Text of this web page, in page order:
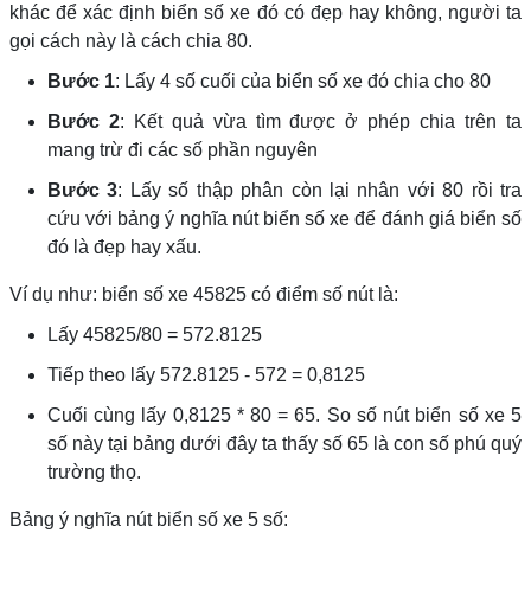
khác để xác định biển số xe đó có đẹp hay không, người ta
gọi cách này là cách chia 80.
Bước 1: Lấy 4 số cuối của biển số xe đó chia cho 80
Bước 2: Kết quả vừa tìm được ở phép chia trên ta
mang trừ đi các số phần nguyên
Bước 3: Lấy số thập phân còn lại nhân với 80 rồi tra
cứu với bảng ý nghĩa nút biển số xe để đánh giá biển số
đó là đẹp hay xấu.
Ví dụ như: biển số xe 45825 có điểm số nút là:
Lấy 45825/80 = 572.8125
Tiếp theo lấy 572.8125 - 572 = 0,8125
Cuối cùng lấy 0,8125 * 80 = 65. So số nút biển số xe 5
số này tại bảng dưới đây ta thấy số 65 là con số phú quý
trường thọ.
Bảng ý nghĩa nút biển số xe 5 số: